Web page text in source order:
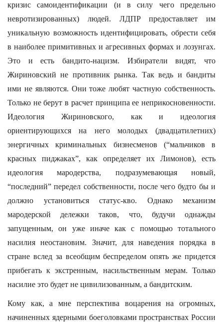
кризис самоидентификации (и в силу чего предельно
невротизированных) людей. ЛДПР предоставляет им
уникальную возможность идентифицировать, обрести себя
в наиболее примитивных и агресивных формах и лозунгах.
Это и есть бандито-нацизм. Избиратели видят, что
Жириновский не противник рынка. Так ведь и бандиты
ими не являются. Они тоже любят частную собственность.
Только не берут в расчет принципа ее неприкосновенности.
Идеология Жириновского, как и идеология
ориентирующихся на него молодых (двадцатилетних)
энергичных криминальных бизнесменов (“мальчиков в
красных пиджаках”, как определяет их Лимонов), есть
идеология мародерства, подразумевающая новый,
“последний” передел собственности, после чего будто бы и
должно установиться статус-кво. Однако механизм
мародерской дележки таков, что, будучи однажды
запущенным, он уже иначе как с помощью тотального
насилия неостановим. Значит, для наведения порядка в
стране вслед за всеобщим беспределом опять же придется
прибегать к экстренным, насильственным мерам. Только
насилие это будет не цивилизованным, а бандитским.
Кому как, а мне перспектива воцарения на огромных,
начиненных ядерными боеголовками пространствах России